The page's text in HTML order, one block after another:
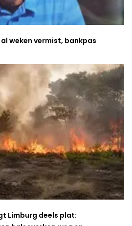
weken vermist, bankpas
Limburg deels plat: